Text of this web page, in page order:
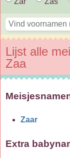
Lijst alle
Zaa
Zaar
Extra